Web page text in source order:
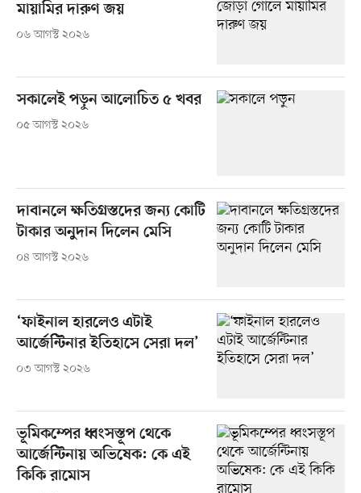
মায়ামির দারুণ জয়
০৬ আগস্ট ২০২৬
সকালেই পড়ুন আলোচিত ৫ খবর
০৫ আগস্ট ২০২৬
দাবানলে ক্ষতিগ্রস্তদের জন্য কোটি
টাকার অনুদান দিলেন মেসি
০৪ আগস্ট ২০২৬
‘ফাইনাল হারলেও এটাই
আর্জেন্টিনার ইতিহাসে সেরা দল’
০৩ আগস্ট ২০২৬
ভূমিকম্পের ধ্বংসস্তূপ থেকে
আর্জেন্টিনায় অভিষেক: কে এই
কিকি রামোস